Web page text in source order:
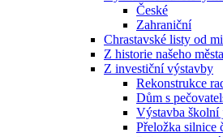
České
Zahraniční
Chrastavské listy od
Z historie našeho města
Z investiční výstavby
Rekonstrukce
Dům s
Výstavba školní
Přeložka silnice